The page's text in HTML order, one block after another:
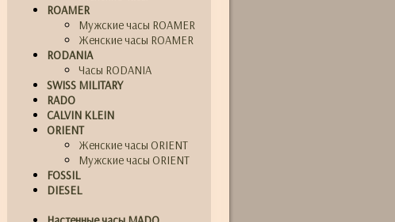
ROAMER
Мужские часы ROAMER
Женские часы ROAMER
RODANIA
Часы RODANIA
SWISS MILITARY
RADO
CALVIN KLEIN
ORIENT
Женские часы ORIENT
Мужские часы ORIENT
FOSSIL
DIESEL